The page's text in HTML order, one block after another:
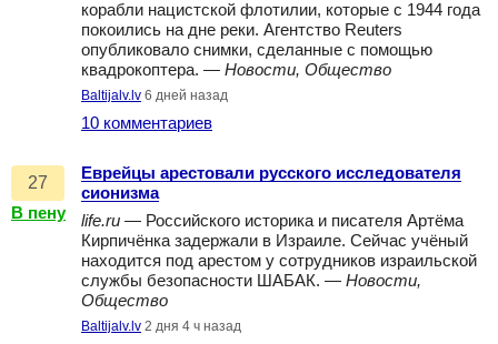
корабли нацистской флотилии, которые с 1944 года
покоились на дне реки. Агентство Reuters
опубликовало снимки, сделанные с помощью
квадрокоптера. — Новости, Общество
Baltijalv.lv 6 дней назад
10 комментариев
27
В пену
Еврейцы арестовали русского исследователя
сионизма
life.ru — Российского историка и писателя Артёма
Кирпичёнка задержали в Израиле. Сейчас учёный
находится под арестом у сотрудников израильской
службы безопасности ШАБАК. — Новости,
Общество
Baltijalv.lv 2 дня 4 ч назад